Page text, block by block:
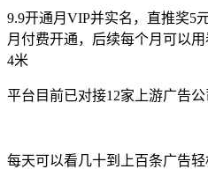
9.9开通月VIP并实名，直推奖5
月付费开通，后续每个月可以
4米
平台目前已对接12家上游广告公
每天可以看几十到上百条广告